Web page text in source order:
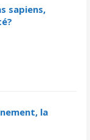
sapiens,
la